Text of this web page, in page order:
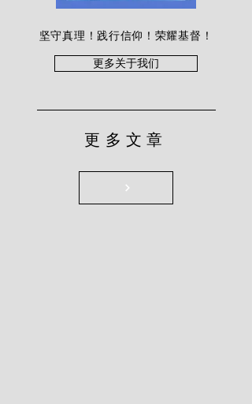
坚守真理！践行信仰！荣耀基督！
更多关于我们
更多文章